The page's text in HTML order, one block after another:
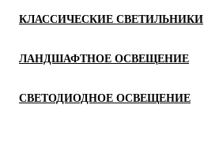
КЛАССИЧЕСКИЕ СВЕТИЛЬНИКИ
ЛАНДШАФТНОЕ ОСВЕЩЕНИЕ
СВЕТОДИОДНОЕ ОСВЕЩЕНИЕ